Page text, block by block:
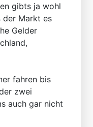
gibts ja wohl
der Markt es
Gelder
fahren bis
zwei
auch gar nicht